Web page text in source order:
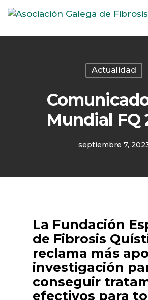
Actualidad
Mundial FQ
septiembre 7,
La Fundación
de Fibrosis
reclama más
investigación
conseguir
efectivos para